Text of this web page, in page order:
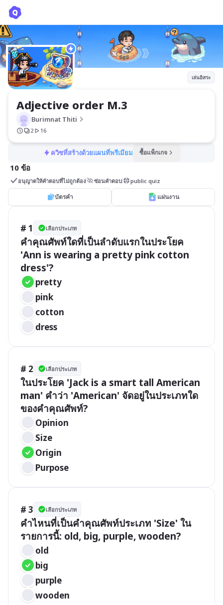
เล่นอิสระ
Adjective order M.3
Burimnat Thiti
2 16
ควิซที่สร้างด้วยแผนที่พรีเมียม ซื้อแพ็กเกจ
10 ข้อ
อนุญาตให้คำตอบที่ไม่ถูกต้อง ซ่อนคำตอบ public quiz
บัตรคำ แผ่นงาน
# 1 เลือกประเภท
คำคุณศัพท์ใดที่เป็นลำดับแรกในประโยค
'Ann is wearing a pretty pink cotton
dress'?
pretty
pink
cotton
dress
# 2 เลือกประเภท
ในประโยค 'Jack is a smart tall American
man' คำว่า 'American' จัดอยู่ในประเภทใด
ของคำคุณศัพท์?
Opinion
Size
Origin
Purpose
# 3 เลือกประเภท
คำไหนที่เป็นคำคุณศัพท์ประเภท 'Size' ใน
รายการนี้: old, big, purple, wooden?
old
big
purple
wooden